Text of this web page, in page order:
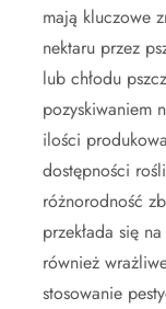
mają kluczowe
nektaru przez
lub chłodu
pozyskiwaniem
ilości
dostępności
różnorodność
przekłada się
również
stosowanie